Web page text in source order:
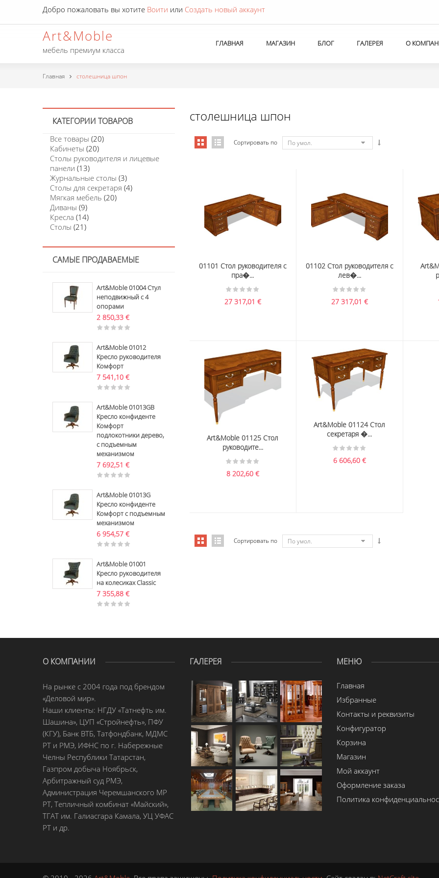
Добро пожаловать вы хотите Воити или Создать новый аккаунт
Art&Moble
мебель премиум класса
ГЛАВНАЯ МАГАЗИН БЛОГ ГАЛЕРЕЯ О
Главная столешница шпон
КАТЕГОРИИ ТОВАРОВ
Все товары (20)
Кабинеты (20)
Столы руководителя и лицевые
панели (13)
Журнальные столы (3)
Столы для секретаря (4)
Мягкая мебель (20)
Диваны (9)
Кресла (14)
Столы (21)
САМЫЕ ПРОДАВАЕМЫЕ
Art&Moble 01004 Стул
неподвижный с 4
опорами
2 850,33 €
Art&Moble 01012
Кресло руководителя
Комфорт
7 541,10 €
Art&Moble 01013GB
Кресло конфиденте
Комфорт
подлокотники дерево,
с подъемным
механизмом
7 692,51 €
Art&Moble 01013G
Кресло конфиденте
Комфорт с подъемным
механизмом
6 954,57 €
Art&Moble 01001
Кресло руководителя
на колесиках Classic
7 355,88 €
столешница шпон
Сортировать по По умол.
01101 Стол руководителя с
пра�...
27 317,01 €
01102 Стол руководителя с
лев�...
27 317,01 €
Art&Moble 01125 Стол
руководите...
8 202,60 €
Art&Moble 01124 Стол
секретаря �...
6 606,60 €
Сортировать по По умол.
О КОМПАНИИ
На рынке с 2004 года под брендом
«Деловой мир».
Наши клиенты: НГДУ «Татнефть им.
Шашина», ЦУП «Стройнефть», ПФУ
(КГУ), Банк ВТБ, Татфондбанк, МДМС
РТ и РМЭ, ИФНС по г. Набережные
Челны Республики Татарстан,
Газпром добыча Ноябрьск,
Арбитражный суд РМЭ,
Администрация Черемшанского МР
РТ, Тепличный комбинат «Майский»,
ТГАТ им. Галиасгара Камала, УЦ УФАС
РТ и др.
ГАЛЕРЕЯ МЕНЮ
Главная
Избранные
Контакты и реквизиты
Конфигуратор
Корзина
Магазин
Мой аккаунт
Оформление заказа
Политика